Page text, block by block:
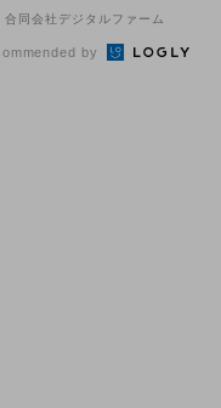
合同会社デジタルファーム
by